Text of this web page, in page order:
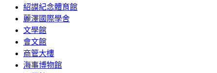
紹謨紀念體育館
麗澤國際學舍
文學館
會文館
商管大樓
海事博物館